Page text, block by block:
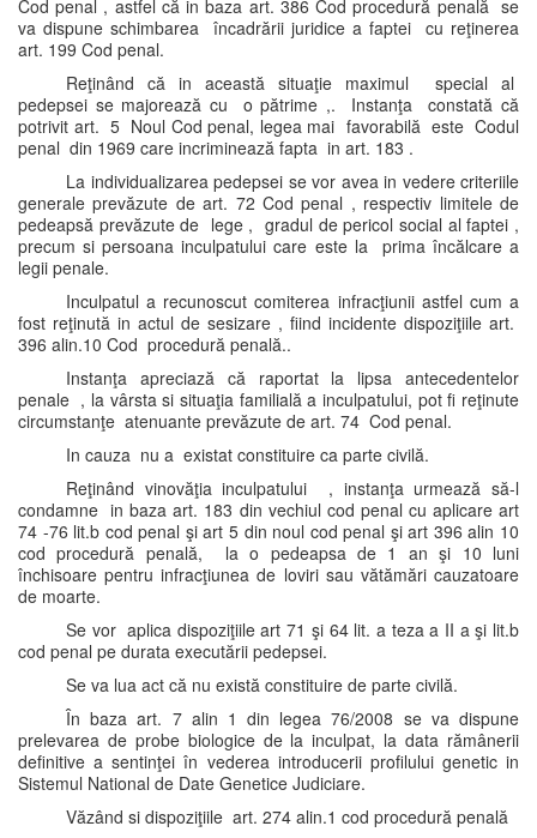
Cod penal , astfel că in baza art. 386 Cod procedură penală se
va dispune schimbarea încadrării juridice a faptei cu reţinerea
art. 199 Cod penal.
Reţinând că in această situaţie maximul special al
pedepsei se majorează cu o pătrime ,. Instanţa constată că
potrivit art. 5 Noul Cod penal, legea mai favorabilă este Codul
penal din 1969 care incriminează fapta in art. 183 .
La individualizarea pedepsei se vor avea in vedere criteriile
generale prevăzute de art. 72 Cod penal , respectiv limitele de
pedeapsă prevăzute de lege , gradul de pericol social al faptei ,
precum si persoana inculpatului care este la prima încălcare a
legii penale.
Inculpatul a recunoscut comiterea infracţiunii astfel cum a
fost reţinută in actul de sesizare , fiind incidente dispoziţiile art.
396 alin.10 Cod procedură penală..
Instanţa apreciază că raportat la lipsa antecedentelor
penale , la vârsta si situaţia familială a inculpatului, pot fi reţinute
circumstanţe atenuante prevăzute de art. 74 Cod penal.
In cauza nu a existat constituire ca parte civilă.
Reţinând vinovăţia inculpatului , instanţa urmează să-l
condamne in baza art. 183 din vechiul cod penal cu aplicare art
74 -76 lit.b cod penal şi art 5 din noul cod penal şi art 396 alin 10
cod procedură penală, la o pedeapsa de 1 an şi 10 luni
închisoare pentru infracţiunea de loviri sau vătămări cauzatoare
de moarte.
Se vor aplica dispoziţiile art 71 şi 64 lit. a teza a II a şi lit.b
cod penal pe durata executării pedepsei.
Se va lua act că nu există constituire de parte civilă.
În baza art. 7 alin 1 din legea 76/2008 se va dispune
prelevarea de probe biologice de la inculpat, la data rămânerii
definitive a sentinţei în vederea introducerii profilului genetic in
Sistemul National de Date Genetice Judiciare.
Văzând si dispoziţiile art. 274 alin.1 cod procedură penală